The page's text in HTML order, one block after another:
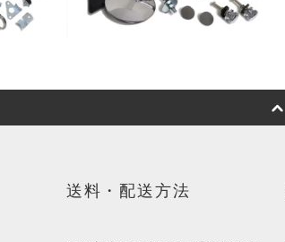
送料・配送方法